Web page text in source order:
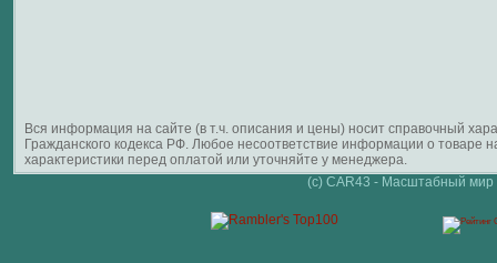
Вся информация на сайте (в т.ч. описания и цены) носит справочный
Гражданского кодекса РФ. Любое несоответствие информации о
характеристики перед оплатой или уточняйте у менеджера.
(c) CAR43 - Масштабный мир